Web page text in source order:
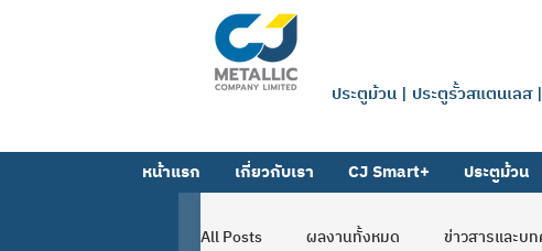
ประตูม้วน | ประตูรั้วสแตนเล
หน้าแรก เกี่ยวกับเรา CJ Smart+ ประตูม้วน
All Posts ผลงานทั้งหมด ข่าวสารและบ